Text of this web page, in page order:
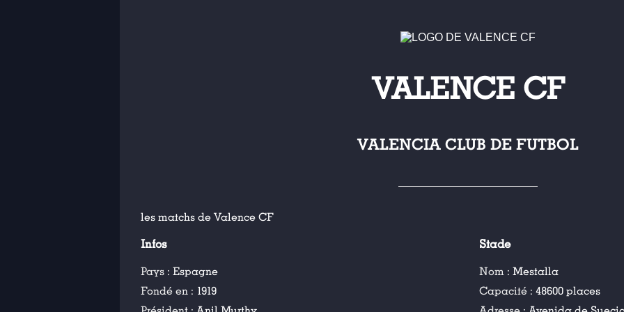
VALENCE CF
VALENCIA CLUB DE FUTBOL
les matchs de Valence CF
Infos
Pays : Espagne
Fondé en : 1919
Stade
Nom :Mestalla
Capacité :48600 places